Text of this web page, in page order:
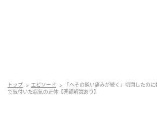
後、
まったく同じ場所に再びしこり が
に気付きました。「どうしてまた同じ
トップ エピソード
「へその鈍い痛みが続く」切開したの
で気付いた病気の正体【医師解説あり】